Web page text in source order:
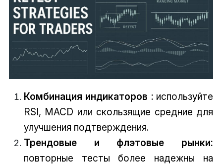
Комбинация индикаторов : используйте
RSI, MACD или скользящие средние для
улучшения подтверждения.
Трендовые и флэтовые рынки:
повторные тесты более надежны на